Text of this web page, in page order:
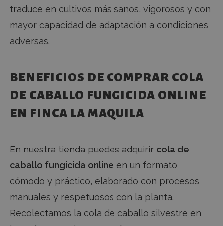
traduce en cultivos más sanos, vigorosos y con
mayor capacidad de adaptación a condiciones
adversas.
BENEFICIOS DE COMPRAR COLA
DE CABALLO FUNGICIDA ONLINE
EN FINCA LA MAQUILA
En nuestra tienda puedes adquirir cola de
caballo fungicida online en un formato
cómodo y práctico, elaborado con procesos
manuales y respetuosos con la planta.
Recolectamos la cola de caballo silvestre en